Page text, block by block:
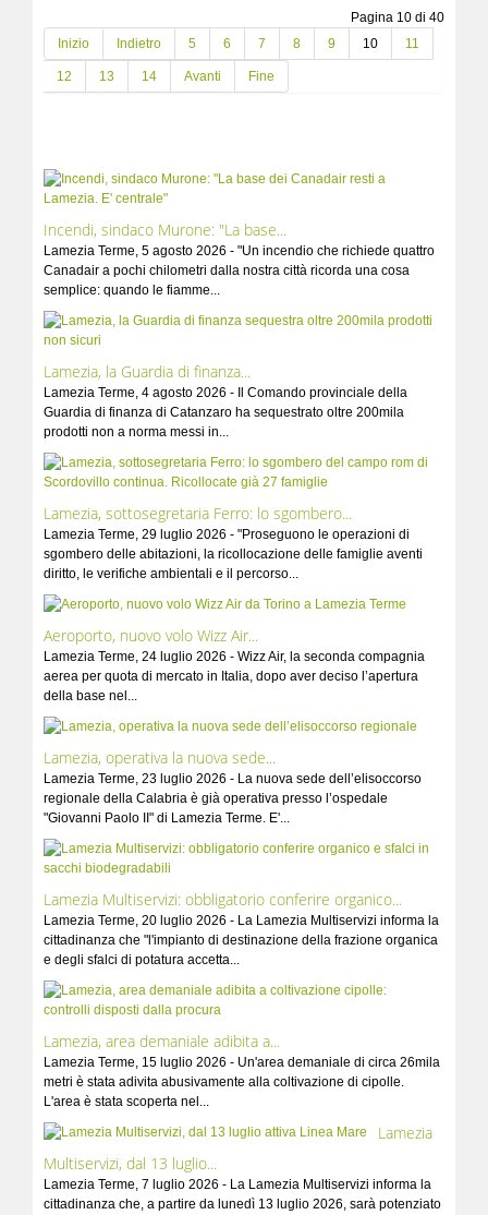
Pagina 10 di 40
Inizio
Indietro 5 6 7 8 9 10 11
12 13 14 Avanti Fine
Incendi, sindaco Murone: "La base...
Lamezia Terme, 5 agosto 2026 - "Un incendio che richiede quattro
Canadair a pochi chilometri dalla nostra città ricorda una cosa
semplice: quando le fiamme...
Lamezia, la Guardia di finanza...
Lamezia Terme, 4 agosto 2026 - Il Comando provinciale della
Guardia di finanza di Catanzaro ha sequestrato oltre 200mila
prodotti non a norma messi in...
Lamezia, sottosegretaria Ferro: lo sgombero...
Lamezia Terme, 29 luglio 2026 - "Proseguono le operazioni di
sgombero delle abitazioni, la ricollocazione delle famiglie aventi
diritto, le verifiche ambientali e il percorso...
Aeroporto, nuovo volo Wizz Air...
Lamezia Terme, 24 luglio 2026 - Wizz Air, la seconda compagnia
aerea per quota di mercato in Italia, dopo aver deciso l’apertura
della base nel...
Lamezia, operativa la nuova sede...
Lamezia Terme, 23 luglio 2026 - La nuova sede dell’elisoccorso
regionale della Calabria è già operativa presso l’ospedale
"Giovanni Paolo II" di Lamezia Terme. E'...
Lamezia Multiservizi: obbligatorio conferire organico...
Lamezia Terme, 20 luglio 2026 - La Lamezia Multiservizi informa la
cittadinanza che "l'impianto di destinazione della frazione organica
e degli sfalci di potatura accetta...
Lamezia, area demaniale adibita a...
Lamezia Terme, 15 luglio 2026 - Un'area demaniale di circa 26mila
metri è stata adivita abusivamente alla coltivazione di cipolle.
L'area è stata scoperta nel...
Lamezia
Multiservizi, dal 13 luglio...
Lamezia Terme, 7 luglio 2026 - La Lamezia Multiservizi informa la
cittadinanza che, a partire da lunedì 13 luglio 2026, sarà potenziato